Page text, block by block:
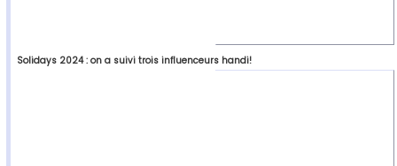
Solidays 2024 : on a suivi trois influenceurs handi!